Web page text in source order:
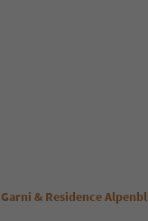
Garni & Residence